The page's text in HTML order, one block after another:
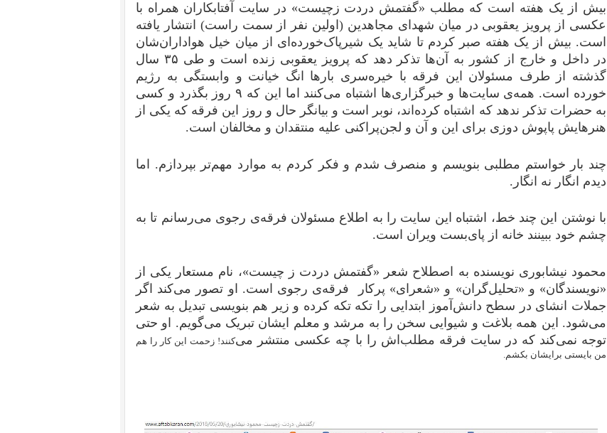
بیش از یک هفته است که مطلب «گفتمش دردت زچیست» در سایت آفتابکاران همراه با
عکسی از پرویز یعقوبی در میان شهدای مجاهدین (اولین نفر از سمت راست) انتشار یافته
است. بیش از یک هفته صبر کردم تا شاید یک شیرپاک‌‌خورده‌ای از میان خیل هواداران‌شان
در داخل و خارج از کشور به آن‌ها تذکر دهد که پرویز یعقوبی زنده است و طی ۳۵ سال
گذشته از طرف مسئولان این فرقه با خیره‌سری بارها انگ خیانت و وابستگی به رژیم
خورده است. همه‌ی سایت‌ها و خبرگزاری‌ها اشتباه می‌کنند اما این که ۹ روز بگذرد و کسی
به حضرات تذکر ندهد که اشتباه کرده‌اند، نوبر است و بیانگر حال و روز این فرقه که یکی از
هنرهایش پاپوش دوزی برای این و آن و لجن‌پراکنی علیه منتقدان و مخالفان است.
چند بار خواستم مطلبی بنویسم و منصرف شدم و فکر کردم به موارد مهم‌تر بپردازم. اما
دیدم انگار نه انگار.
با نوشتن این چند خط، اشتباه این سایت را به اطلاع مسئولان فرقه‌ی رجوی می‌رسانم تا به
چشم خود ببینند خانه از پای‌بست ویران است.
محمود نیشابوری نویسنده به اصطلاح شعر «گفتمش دردت ز چیست»، نام مستعار یکی از
«نویسندگان» و «تحلیل‌گران» و «شعرای» پرکار فرقه‌ی رجوی است. او تصور می‌کند اگر
جملات انشای در سطح دانش‌آموز ابتدایی را تکه تکه کرده و زیر هم بنویسی تبدیل به شعر
می‌شود. این همه بلاغت و شیوایی سخن را به مرشد و معلم ایشان تبریک می‌گویم. او حتی
توجه نمی‌کند که در سایت فرقه مطلب‌اش را با چه عکسی منتشر می‌کنند! زحمت این کار را هم
من بایستی برایشان بکشم.